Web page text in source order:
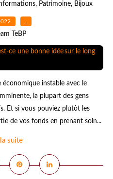
, Patrimoine, Bijoux
…
TeBP
instable avec le
la plupart des gens
Et si vous pouviez plutôt les
de vos fonds en prenant soin...
suite